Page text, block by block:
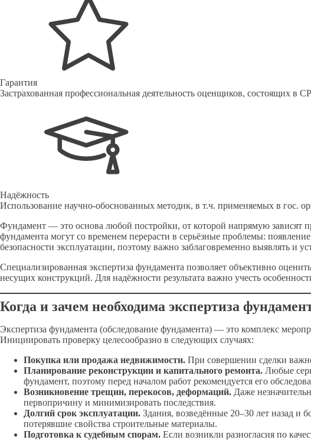
Гарантия
Застрахованная профессиональная деятельность оценщиков, состоящих в
Надёжность
Использование научно-обоснованных методик, в т.ч. применяемых в гос.
Фундамент — это основа любой постройки, от которой напрямую зависят
фундамента могут со временем перерасти в серьёзные проблемы:
безопасности эксплуатации, поэтому важно заблаговременно выявлять и
Специализированная экспертиза фундамента позволяет объективно
несущих конструкций. Для надёжности результата важно учесть
Когда и зачем необходима экспертиза
Экспертиза фундамента (обследование фундамента) — это комплекс
Инициировать проверку целесообразно в следующих случаях:
Покупка или продажа недвижимости. При совершении сделки
Планирование реконструкции и капитального ремонта. Любые
фундамент, поэтому перед началом работ рекомендуется его
Возникновение трещин, перекосов, деформаций. Даже
первопричину и минимизировать последствия.
Долгий срок эксплуатации. Здания, возведённые 20–30 лет назад и
потерявшие свойства строительные материалы.
Подготовка к судебным спорам. Если возникли разногласия по